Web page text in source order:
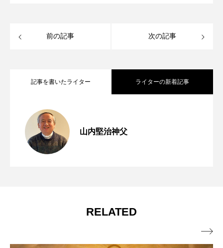
前の記事 次の記事
記事を書いたライター ライターの新着記事
山内堅治神父
2026.08.07
2026.08.06
RELATED
